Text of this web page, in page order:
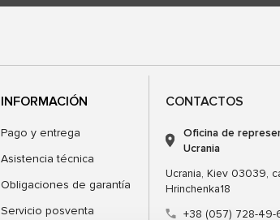
INFORMACIÓN
Pago y entrega
Asistencia técnica
Obligaciones de garantía
Servicio posventa
CONTACTOS
Oficina de
Ucrania
Ucrania, Kiev 03039,
Hrinchenka18
+38 (057) 728-49-